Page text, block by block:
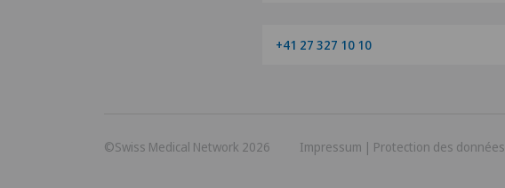
+41 27 327 10 10
©Swiss Medical Network 2026 Impressum | Protection des données